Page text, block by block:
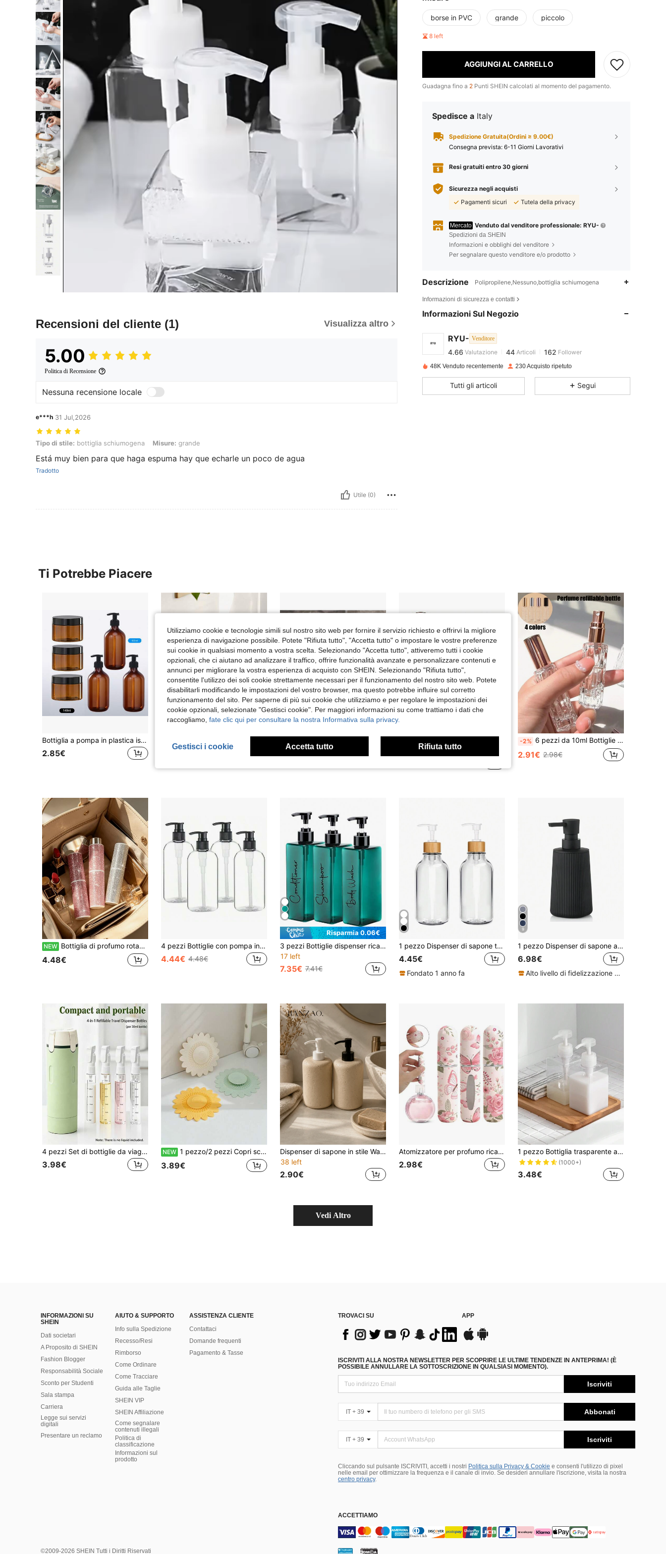
Recensioni del cliente (1) Visualizza altro
5.00
Politica di Recensione
Nessuna recensione locale
e***h 31 Jul,2026
Tipo di stile: bottiglia schiumogena, Misure: grande
Tipo di stile: bottiglia schiumogena Misure: grande
Está muy bien para que haga espuma hay que echarle un poco de agua
Tradotto
Utile (0)
borse in PVC grande piccolo
8 left
AGGIUNGI AL CARRELLO
Guadagna fino a 2 Punti SHEIN calcolati al momento del pagamento.
Spedisce a Italy
Spedizione Gratuita(Ordini ≥ 9.00€)
Consegna prevista: 6-11 Giorni Lavorativi
Resi gratuiti entro 30 giorni
Sicurezza negli acquisti
Pagamenti sicuri
Tutela della privacy
Mercato Venduto dal venditore professionale: RYU-
Spedizioni da SHEIN
Informazioni e obblighi del venditore
Per segnalare questo venditore e/o prodotto
Descrizione Polipropilene,Nessuno,bottiglia schiumogena
Informazioni di sicurezza e contatti
Informazioni Sul Negozio
RYU- Venditore
4.66 Valutazione 44 Articoli 162 Follower
4.66
48K Venduto recentemente 230 Acquisto ripetuto
Tutti gli articoli Segui
Ti Potrebbe Piacere
Bottiglia a pompa in plastica ispessita color ambra da 500ml/300ml con collo lungo, ricaricabile per shampoo, gel doccia e balsamo; barattolo in plastica a bocca larga ricaricabile da 140ml/100ml, adatto per sali da bagno, lozione corpo e crema massaggi/barattolo in plastica.
2.85€
-2% 6 pezzi da 10ml Bottiglie spray vuote trasparenti con coperchi, contenitori per cosmetici, profumi, lozioni, strumenti di bellezza fai-da-te, facili da trasportare, adatti per viaggi e uscite, accessori da viaggio, decorazione per bagno e casa, decorazione autunnale, articoli per il ritorno a scuola, bottiglia per profumo
2.91€ 2.98€
NEW Bottiglia di profumo rotante a forma di rossetto, bottiglia di ricarica profumo con strass, bottiglia spray portatile vuota, bottiglia di ricarica campioni con strass, bottiglia cosmetica tascabile, regalo per vacanze, compleanno, festa dell'insegnante, essenziale per il ritorno a scuola
4.48€
4 pezzi Bottiglie con pompa in plastica vuote, 16oz/250ml Bottiglie trasparenti portatili per shampoo, lozione, sapone liquido, contenitori ricaricabili durevoli, accessori da viaggio
4.44€ 4.48€
Risparmia 0.06€
3 pezzi Bottiglie dispenser ricaricabili da 500ml per shampoo e balsamo, di forma quadrata blu, con 3 etichette impermeabili, per decorazione bagno e casa, per l'autunno e il ritorno a scuola
17 left
7.35€ 7.41€
1 pezzo Dispenser di sapone trasparente con pompa in bambù per doccia, lozione e sapone per le mani, set di dispenser per lavastoviglie e sapone per le mani in plastica da 16 once, bottiglia di sapone liquido ricaricabile per decorazione di cucina, casa, bagno, autunno e ritorno a scuola
4.45€
Fondato 1 anno fa
9
1 pezzo Dispenser di sapone a righe nero, bottiglia rotonda in plastica moderna per sapone liquido per le mani in bagno e sapone per i piatti in cucina, decorazione per la casa e il bagno, decorazione autunnale, ritorno a scuola
6.98€
Alto livello di fidelizzazione dei clienti
4 pezzi Set di bottiglie da viaggio a prova di perdite, contenitori da viaggio rotondi riutilizzabili in plastica con indicazioni da 30ml, kit da toilette da viaggio compatto per shampoo, balsamo, bagnoschiuma, lozione, protezione solare, bottiglie da viaggio di dimensioni approvate TSA, adatte per viaggi aerei, vacanze, viaggi di lavoro, palestra, campeggio, bottiglie da viaggio riutilizzabili a prova di perdite con adesivi per etichette, accessori da viaggio unisex
3.98€
NEW 1 pezzo/2 pezzi Copri scarico anti-odore, raccoglitore di capelli, filtro per scarico a pavimento, copri scarico, tappo scarico anti-odore, filtro per lavandino con motivo floreale, adatto per bagno di casa, accessorio essenziale per la casa, accessori per il bagno, decorazione per il bagno di casa, decorazione autunnale, stagione del ritorno a scuola
3.89€
Dispenser di sapone in stile Wabi-Sabi con texture di marmo beige e crema, con testa della pompa nera/bianca, ricaricabile per sapone liquido e shampoo, adatto per bagno, cucina, casa, B&B e decorazione alberghiera
38 left
2.90€
Atomizzatore per profumo ricaricabile Voyage Accessories - Flacone spray per profumo da viaggio a prova di perdite, adatto per il bagno e le attività all'aperto, decorazione per il bagno di casa, decorazione autunnale, flacone per profumo per il ritorno a scuola
2.98€
1 pezzo Bottiglia trasparente a pressione per schiuma da bagno, detersivo per bucato, dispenser per shampoo, lozione per il bagno e sapone per le mani, decorazione per il bagno di casa, decorazione autunnale, ritorno a scuola
(1000+)
3.48€
Vedi Altro
INFORMAZIONI SU
SHEIN
Dati societari
A Proposito di SHEIN
Fashion Blogger
Responsabilità Sociale
Sconto per Studenti
Sala stampa
Carriera
Legge sui servizi
digitali
Presentare un reclamo
AIUTO & SUPPORTO
Info sulla Spedizione
Recesso/Resi
Rimborso
Come Ordinare
Come Tracciare
Guida alle Taglie
SHEIN VIP
SHEIN Affiliazione
Come segnalare
contenuti illegali
Politica di
classificazione
​Informazioni sul
prodotto
ASSISTENZA CLIENTE
Contattaci
Domande frequenti
Pagamento & Tasse
TROVACI SU APP
ISCRIVITI ALLA NOSTRA NEWSLETTER PER SCOPRIRE LE ULTIME TENDENZE IN ANTEPRIMA! (È
POSSIBILE ANNULLARE LA SOTTOSCRIZIONE IN QUALSIASI MOMENTO).
Iscriviti
IT + 39 Abbonati
IT + 39 Iscriviti
Cliccando sul pulsante ISCRIVITI, accetti i nostri Politica sulla Privacy & Cookie e consenti l'utilizzo di pixel
nelle email per ottimizzare la frequenza e il canale di invio. Se desideri annullare l'iscrizione, visita la nostra
centro privacy.
ACCETTIAMO
©2009-2026 SHEIN Tutti i Diritti Riservati
Utilizziamo cookie e tecnologie simili sul nostro sito web per fornire il servizio richiesto e offrirvi la migliore
esperienza di navigazione possibile. Potete "Rifiuta tutto", "Accetta tutto" o impostare le vostre preferenze
sui cookie in qualsiasi momento a vostra scelta. Selezionando "Accetta tutto", attiveremo tutti i cookie
opzionali, che ci aiutano ad analizzare il traffico, offrire funzionalità avanzate e personalizzare contenuti e
annunci per migliorare la vostra esperienza di acquisto con SHEIN. Selezionando "Rifiuta tutto",
consentite l'utilizzo dei soli cookie strettamente necessari per il funzionamento del nostro sito web. Potete
disabilitarli modificando le impostazioni del vostro browser, ma questo potrebbe influire sul corretto
funzionamento del sito. Per saperne di più sui cookie che utilizziamo e per regolare le impostazioni dei
cookie opzionali, selezionate "Gestisci cookie". Per maggiori informazioni su come trattiamo i dati che
raccogliamo, fate clic qui per consultare la nostra Informativa sulla privacy.
Gestisci i cookie Accetta tutto Rifiuta tutto